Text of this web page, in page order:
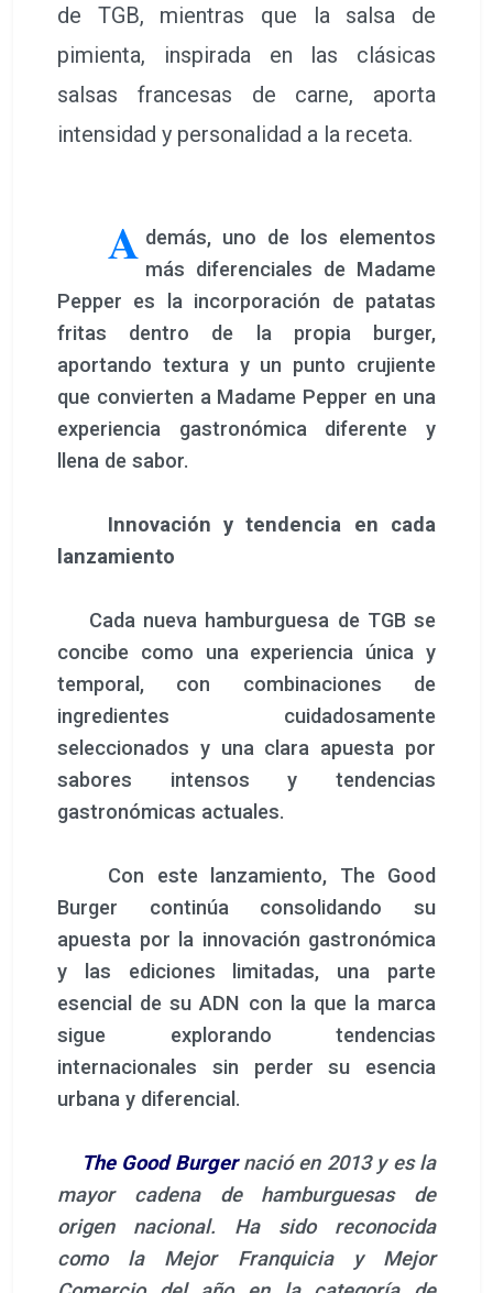
de TGB, mientras que la salsa de
pimienta, inspirada en las clásicas
salsas francesas de carne, aporta
intensidad y personalidad a la receta.
A demás, uno de los elementos
más diferenciales de Madame
Pepper es la incorporación de patatas
fritas dentro de la propia burger,
aportando textura y un punto crujiente
que convierten a Madame Pepper en una
experiencia gastronómica diferente y
llena de sabor.
Innovación y tendencia en cada
lanzamiento
Cada nueva hamburguesa de TGB se
concibe como una experiencia única y
temporal, con combinaciones de
ingredientes cuidadosamente
seleccionados y una clara apuesta por
sabores intensos y tendencias
gastronómicas actuales.
Con este lanzamiento, The Good
Burger continúa consolidando su
apuesta por la innovación gastronómica
y las ediciones limitadas, una parte
esencial de su ADN con la que la marca
sigue explorando tendencias
internacionales sin perder su esencia
urbana y diferencial.
The Good Burgernació en 2013 y es la
mayor cadena de hamburguesas de
origen nacional. Ha sido reconocida
como la Mejor Franquicia y Mejor